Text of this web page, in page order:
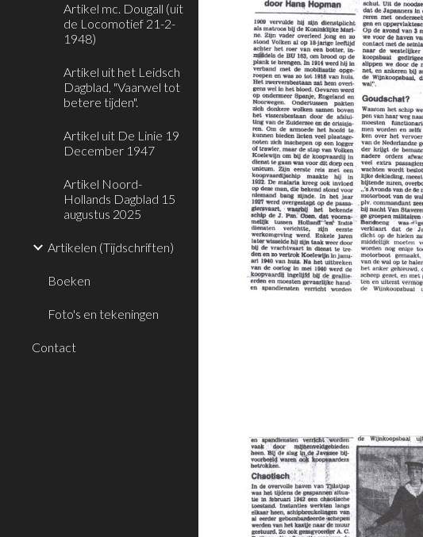
Artikel mc. Dougall (uit
de Locomotief 21-2-
1948)
Artikel uit het Leidsch
Dagblad, "Vaarwel tot
betere tijden".
Artikel uit De Linie 19
December 1947
Artikel Noord-
Hollands Dagblad 15
augustus 2025
Artikelen (Tijdschriften)
Boeken
Foto's en tekeningen
Contact